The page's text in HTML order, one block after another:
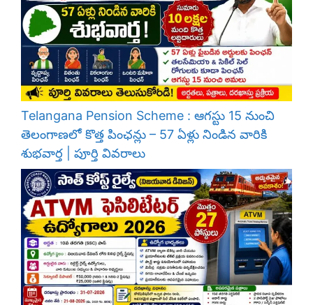
Telangana Pension Scheme : ఆగస్టు 15 నుంచి
తెలంగాణలో కొత్త పింఛన్లు – 57 ఏళ్లు నిండిన వారికి
శుభవార్త | పూర్తి వివరాలు